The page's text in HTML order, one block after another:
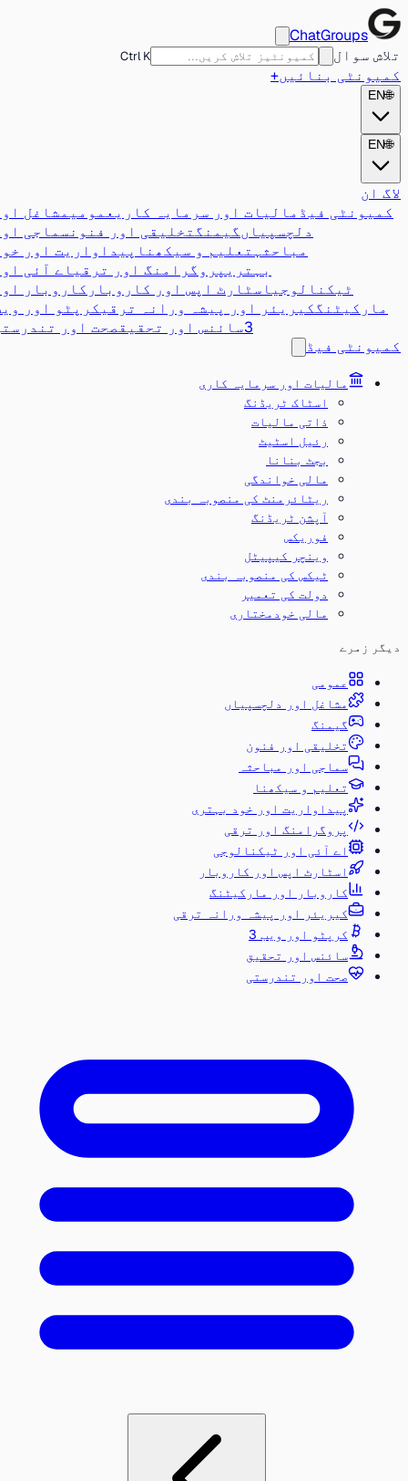
ChatGroups
تلاش سوال
Ctrl K
کمیونٹی بنائیں+
🌐
EN
🌐
EN
لاگ ان
کمیونٹی فیڈمالیات اور سرمایہ کاری عمومیمشاغل اور
دلچسپیاں گیمنگتخلیقی اور فنون سماجی اور
مباحثہتعلیم و سیکھناپیداواریت اور خود
بہتری پروگرامنگ اور ترقیاے آئی اور
ٹیکنالوجیاسٹارٹ اپس اور کاروبار کاروبار اور
مارکیٹنگکیریئر اور پیشہ ورانہ ترقیکرپٹو اور ویب
3سائنس اور تحقیقصحت اور تندرستی
کمیونٹی فیڈ
مالیات اور سرمایہ کاری
اسٹاک ٹریڈنگ
ذاتی مالیات
رئیل اسٹیٹ
بجٹ بنانا
مالی خواندگی
ریٹائرمنٹ کی منصوبہ بندی
آپشن ٹریڈنگ
فوریکس
وینچر کیپیٹل
ٹیکس کی منصوبہ بندی
دولت کی تعمیر
مالی خودمختاری
دیگر زمرے
عمومی
مشاغل اور دلچسپیاں
گیمنگ
تخلیقی اور فنون
سماجی اور مباحثہ
تعلیم و سیکھنا
پیداواریت اور خود بہتری
پروگرامنگ اور ترقی
اے آئی اور ٹیکنالوجی
اسٹارٹ اپس اور کاروبار
کاروبار اور مارکیٹنگ
کیریئر اور پیشہ ورانہ ترقی
کرپٹو اور ویب 3
سائنس اور تحقیق
صحت اور تندرستی